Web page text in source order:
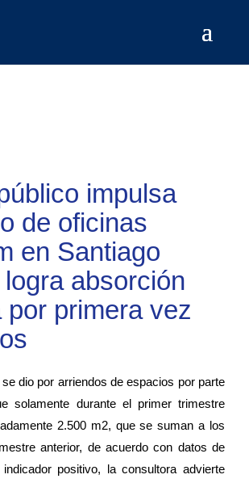
impulsa
de oficinas
en Santiago
absorción
por primera vez
dio por arriendos de espacios por parte
solamente durante el primer trimestre
2.500 m2, que se suman a los
anterior, de acuerdo con datos de
positivo, la consultora advierte